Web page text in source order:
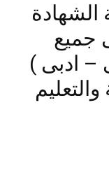
الشهادة
العامه 2015 فى جميع
ادبى )